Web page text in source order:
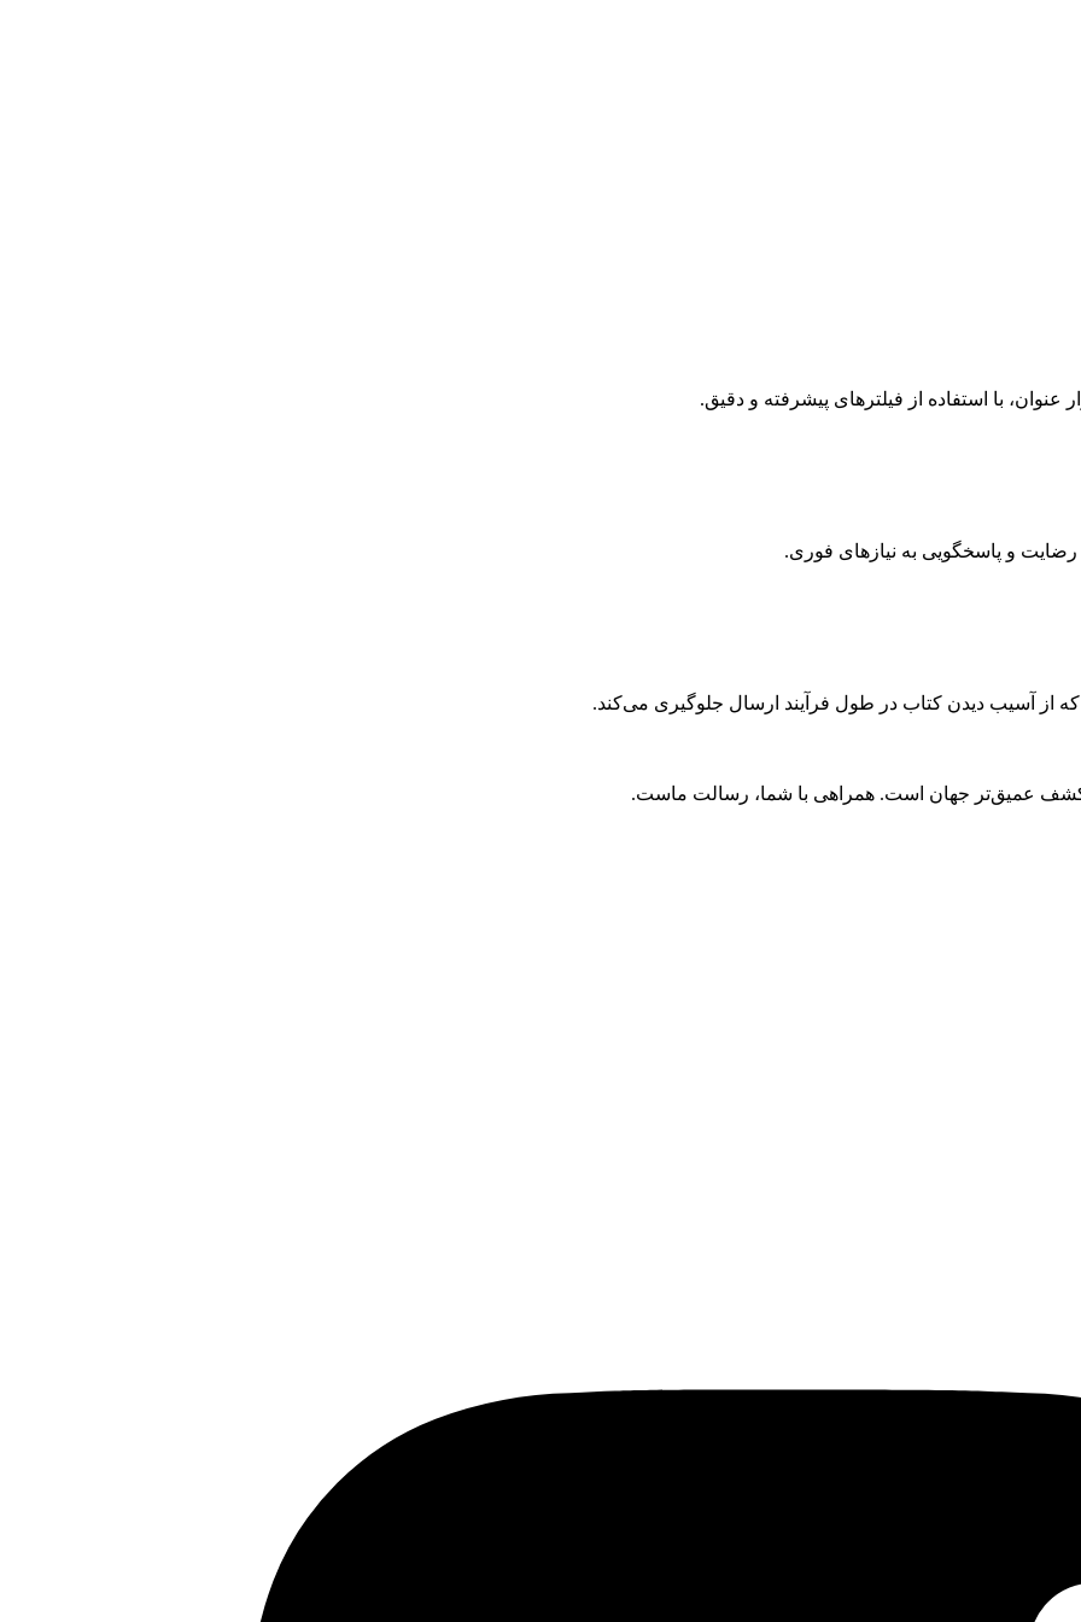
و پاسخگویی به نیازهای فوری.
از آسیب دیدن کتاب در طول فرآیند ارسال جلوگیری می‌کند.
کشف عمیق‌تر جهان است. همراهی با شما، رسالت ماست.